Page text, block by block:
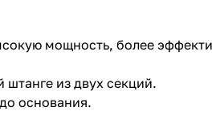
мощность, более
из двух секций.
основания.